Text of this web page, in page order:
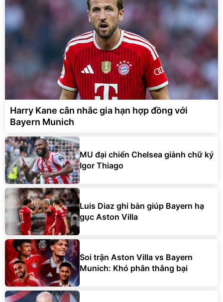
Harry Kane cân nhắc gia hạn hợp đồng với
Bayern Munich
MU đại chiến Chelsea giành chữ ký
Igor Thiago
Luis Diaz ghi bàn giúp Bayern hạ
gục Aston Villa
Soi trận Aston Villa vs Bayern
Munich: Khó phân thắng bại